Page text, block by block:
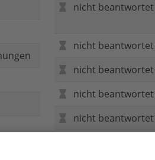
nicht beantwortet
nicht beantwortet
nicht beantwortet
nicht beantwortet
nicht beantwortet